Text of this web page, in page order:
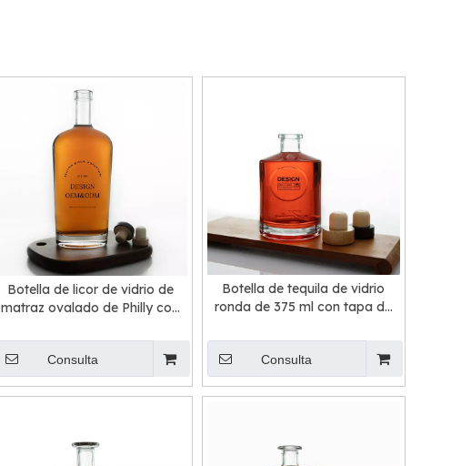
Botella de licor de vidrio de
matraz ovalado de Philly con
Consulta
Botella de tequila de vidrio
ronda de 375 ml con tapa de
Consulta